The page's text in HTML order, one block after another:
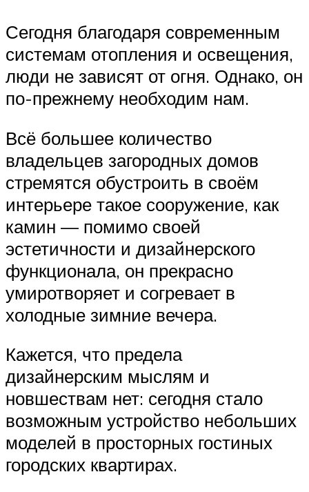
Сегодня благодаря современным
системам отопления и освещения,
люди не зависят от огня. Однако, он
по-прежнему необходим нам.
Всё большее количество
владельцев загородных домов
стремятся обустроить в своём
интерьере такое сооружение, как
камин — помимо своей
эстетичности и дизайнерского
функционала, он прекрасно
умиротворяет и согревает в
холодные зимние вечера.
Кажется, что предела
дизайнерским мыслям и
новшествам нет: сегодня стало
возможным устройство небольших
моделей в просторных гостиных
городских квартирах.